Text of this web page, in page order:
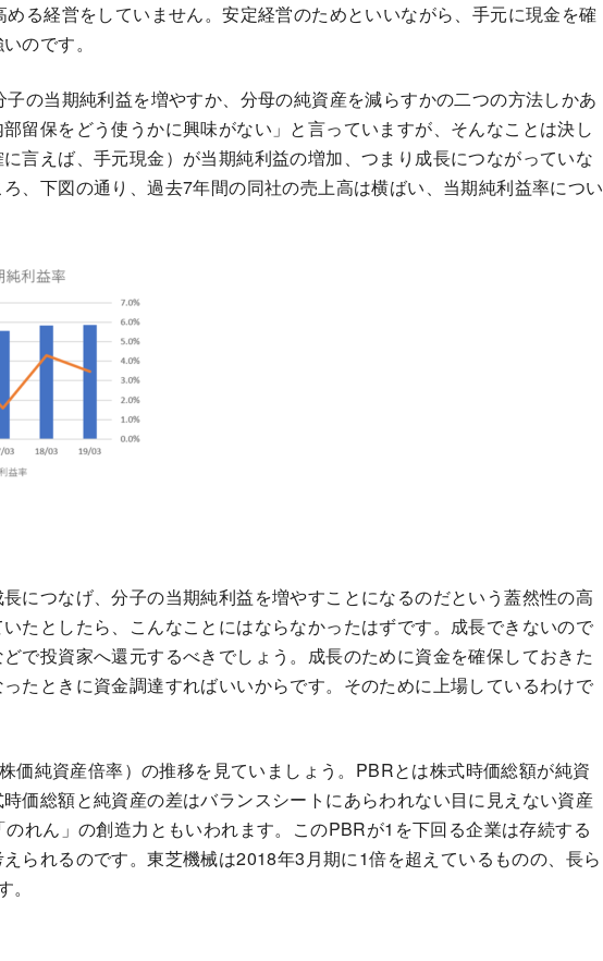
る経営をしていません。安定経営のためといいながら、手元に現金を確
のです。
の当期純利益を増やすか、分母の純資産を減らすかの二つの方法しかあ
留保をどう使うかに興味がない」と言っていますが、そんなことは決し
言えば、手元現金）が当期純利益の増加、つまり成長につながっていな
、下図の通り、過去7年間の同社の売上高は横ばい、当期純利益率につい
につなげ、分子の当期純利益を増やすことになるのだという蓋然性の高
たとしたら、こんなことにはならなかったはずです。成長できないので
で投資家へ還元するべきでしょう。成長のために資金を確保しておきた
たときに資金調達すればいいからです。そのために上場しているわけで
価純資産倍率）の推移を見ていましょう。PBRとは株式時価総額が純資
価総額と純資産の差はバランスシートにあらわれない目に見えない資産
のれん」の創造力ともいわれます。このPBRが1を下回る企業は存続する
られるのです。東芝機械は2018年3月期に1倍を超えているものの、長ら